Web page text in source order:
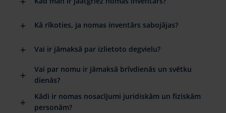
Kā rīkoties, ja nomas inventārs sabojājas?
Vai ir jāmaksā par izlietoto degvielu?
Vai par nomu ir jāmaksā brīvdienās un svētku
dienās?
Kādi ir nomas nosacījumi juridiskām un fiziskām
personām?